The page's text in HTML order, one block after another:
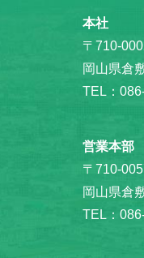
本社
〒710-
岡山県倉
TEL：
営業本部
〒710-
岡山県倉
TEL：